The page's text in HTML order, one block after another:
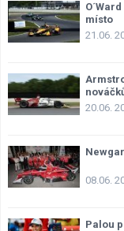
místo
21.06.
20.06.
08.06.
Palou